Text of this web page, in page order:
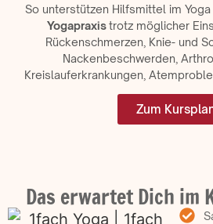
So unterstützen Hilfsmittel im
Yogapraxistrotz möglicher
Rückenschmerzen, Knie- und
Nackenbeschwerden,
Kreislauferkrankungen,
Zum
Das erwartet Dich im